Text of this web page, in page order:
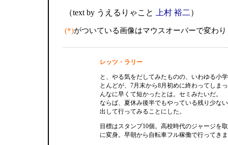
（text by うえるりゃこと
上村 裕二 ）
(*)がついている画像はマウスオーバーで変わり
レッツ・ラリー
と、やる気をだしてみたものの、いわゆる小
とんどが、7月末から8月初めに終わってしま
んなに早くて短かったとは。セミみたいだ。
ならば、夏休み後半でもやっている残り少な
出して行ってみることにした。
目標はスタンプ10個。高校時代のジャージを
に変身。早朝から自転車フル稼働で行ってき